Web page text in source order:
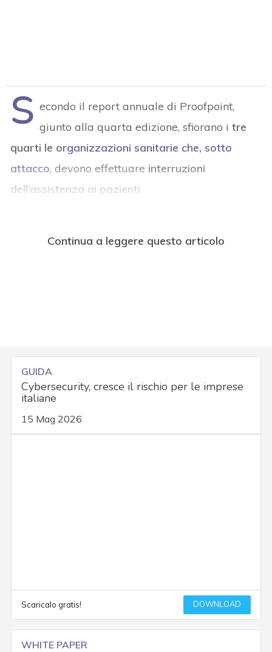
S econdo il report annuale di Proofpoint,
giunto alla quarta edizione, sfiorano itre
quarti le organizzazioni sanitarie che, sotto
attacco, devono effettuare interruzioni
dell’assistenza ai pazienti.
Continua a leggere questo articolo
GUIDA
Cybersecurity, cresce il rischio per le imprese
italiane
15 Mag 2026
Scaricalo gratis! DOWNLOAD
WHITE PAPER